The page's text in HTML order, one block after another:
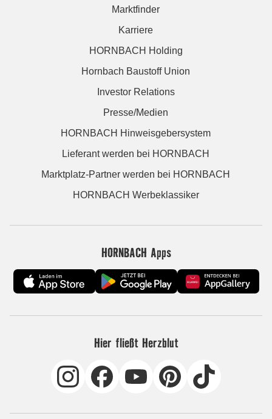
Marktfinder
Karriere
HORNBACH Holding
Hornbach Baustoff Union
Investor Relations
Presse/Medien
HORNBACH Hinweisgebersystem
Lieferant werden bei HORNBACH
Marktplatz-Partner werden bei HORNBACH
HORNBACH Werbeklassiker
HORNBACH Apps
Hier fließt Herzblut